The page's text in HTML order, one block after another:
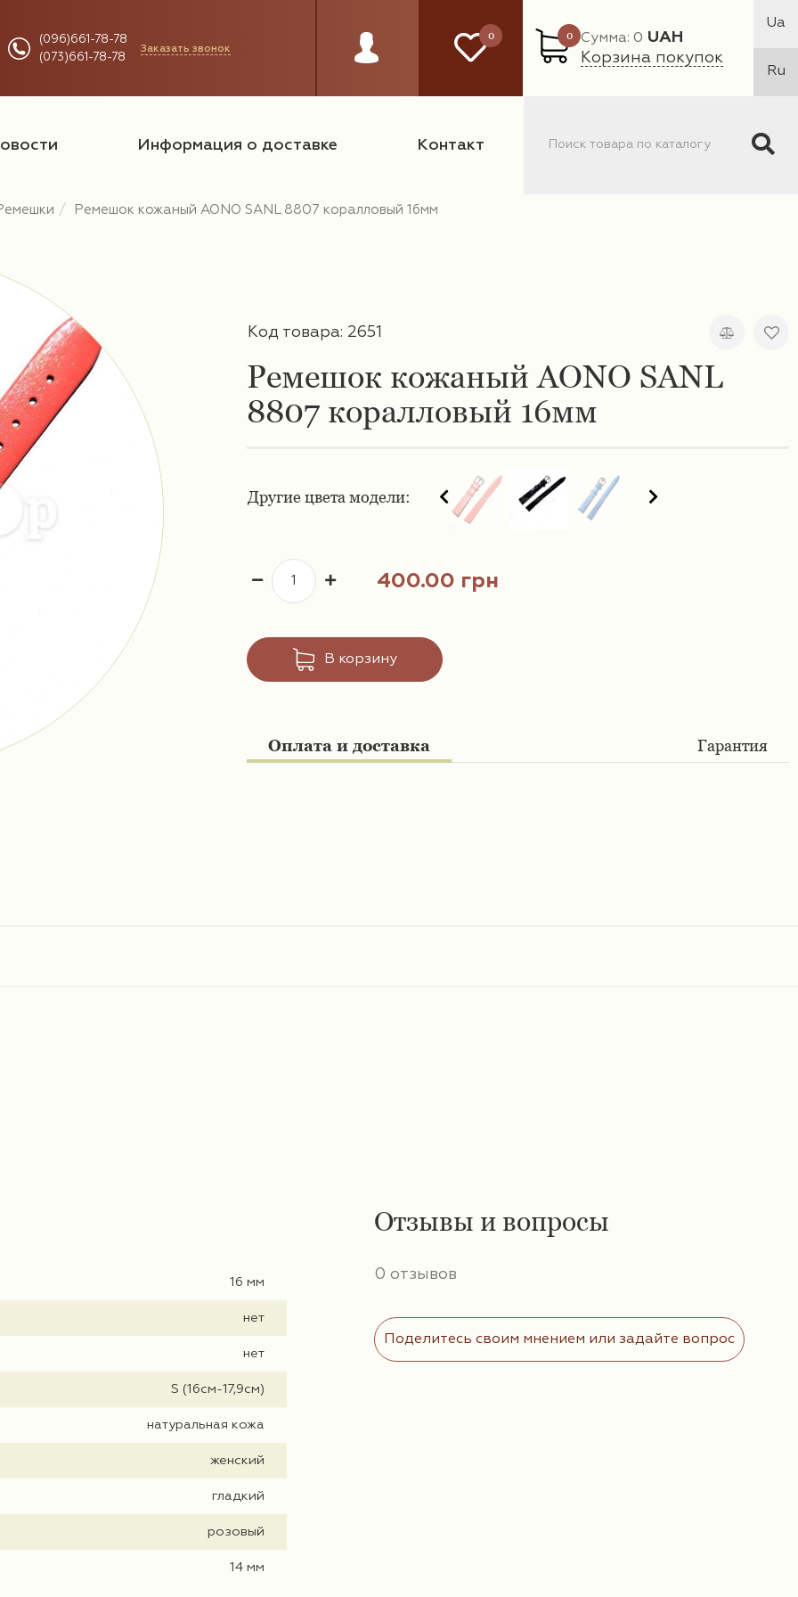
(096)661-78-78
(073)661-78-78
Заказать звонок
0 0 Сумма: 0 UAH
Корзина покупок
Ua
Ru
Информация о доставке Контакт
Ремешок кожаный AONO SANL 8807 коралловый 16мм
Код товара: 2651
Ремешок кожаный AONO SANL
8807 коралловый 16мм
Другие цвета модели:
400.00 грн
В корзину
Оплата и доставка Гарантия
16 мм
нет
нет
S (16см-17,9см)
натуральная кожа
женский
гладкий
розовый
14 мм
Отзывы и вопросы
0 отзывов
Поделитесь своим мнением или задайте вопрос